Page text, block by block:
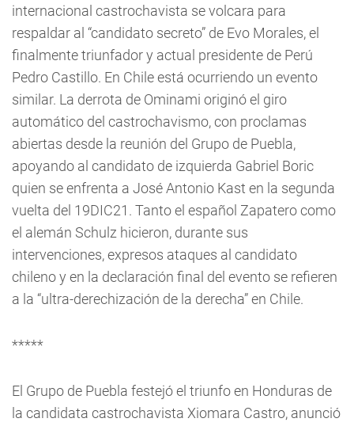
internacional castrochavista se volcara para
respaldar al “candidato secreto” de Evo Morales, el
finalmente triunfador y actual presidente de Perú
Pedro Castillo. En Chile está ocurriendo un evento
similar. La derrota de Ominami originó el giro
automático del castrochavismo, con proclamas
abiertas desde la reunión del Grupo de Puebla,
apoyando al candidato de izquierda Gabriel Boric
quien se enfrenta a José Antonio Kast en la segunda
vuelta del 19DIC21. Tanto el español Zapatero como
el alemán Schulz hicieron, durante sus
intervenciones, expresos ataques al candidato
chileno y en la declaración final del evento se refieren
a la “ultra-derechización de la derecha” en Chile.
*****
El Grupo de Puebla festejó el triunfo en Honduras de
la candidata castrochavista Xiomara Castro, anunció